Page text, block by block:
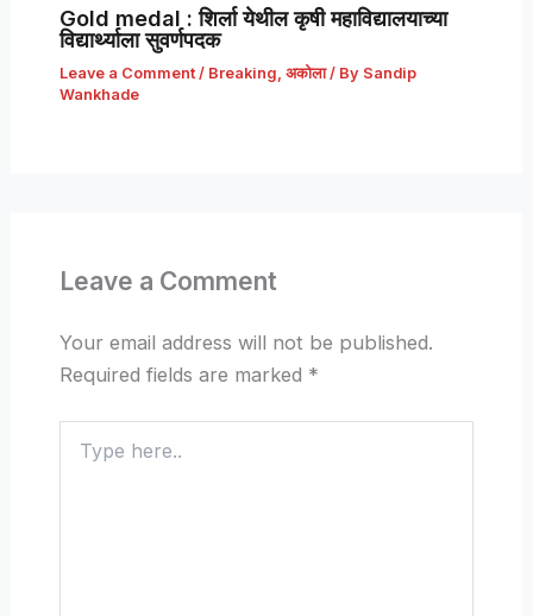
Gold medal : शिर्ला येथील कृषी महाविद्यालयाच्या
विद्यार्थ्याला सुवर्णपदक
Leave a Comment / Breaking अकोला/ By Sandip
Wankhade
Leave a Comment
Your email address will not be published.
Required fields are marked *
here..